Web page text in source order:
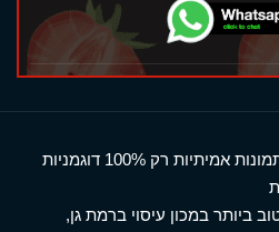
נערות ליווי לדוגמניות עיסוי בתמונות אמיתיות רק 100% דוגמניות
ביותר במכון עיסוי ברמת גן,